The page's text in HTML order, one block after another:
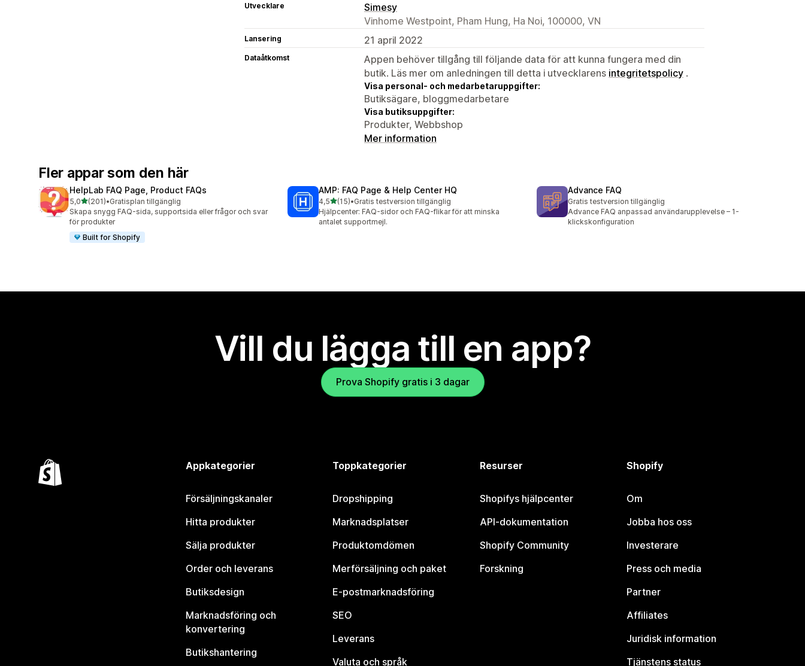
Utvecklare
Simesy
Vinhome Westpoint, Pham Hung, Ha Noi, 100000, VN
Lansering 21 april 2022
Dataåtkomst
Appen behöver tillgång till följande data för att kunna fungera med din
butik. Läs mer om anledningen till detta i utvecklarens integritetspolicy .
Visa personal- och medarbetaruppgifter:
Butiksägare, bloggmedarbetare
Visa butiksuppgifter:
Produkter, Webbshop
Mer information
Fler appar som den här
HelpLab FAQ Page, Product FAQs
5,0av 5 stjärnor
(201)
201 recensioner totalt
•Gratisplan tillgänglig
Skapa snygg FAQ-sida, supportsida eller frågor och svar
för produkter
Built for Shopify
AMP: FAQ Page & Help Center HQ
4,5av 5 stjärnor
(15)
15 recensioner totalt
•Gratis testversion tillgänglig
Hjälpcenter: FAQ-sidor och FAQ-flikar för att minska
antalet supportmejl.
Advance FAQ
Gratis testversion tillgänglig
Advance FAQ anpassad användarupplevelse – 1-
klickskonfiguration
Vill du lägga till en app?
Prova Shopify gratis i 3 dagar
Appkategorier
Försäljningskanaler
Hitta produkter
Sälja produkter
Order och leverans
Butiksdesign
Marknadsföring och
konvertering
Butikshantering
Toppkategorier
Dropshipping
Marknadsplatser
Produktomdömen
Merförsäljning och paket
E-postmarknadsföring
SEO
Leverans
Valuta och språk
Resurser
Shopifys hjälpcenter
API-dokumentation
Shopify Community
Forskning
Shopify
Om
Jobba hos oss
Investerare
Press och media
Partner
Affiliates
Juridisk information
Tjänstens status